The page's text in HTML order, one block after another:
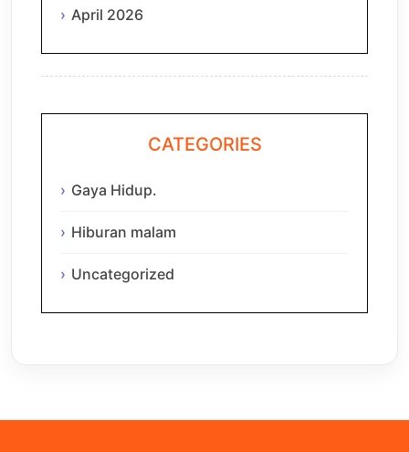
April 2026
CATEGORIES
Gaya Hidup.
Hiburan malam
Uncategorized